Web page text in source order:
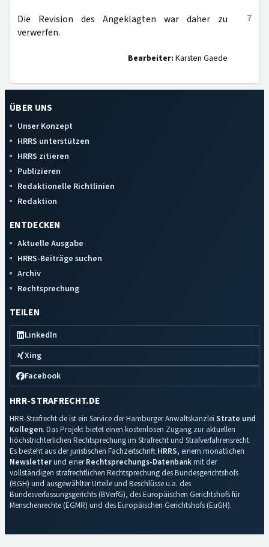
7
Die Revision des Angeklagten war daher zu
verwerfen.
Bearbeiter: Karsten Gaede
ÜBER UNS
Unser Konzept
HRRS unterstützen
HRRS zitieren
Publizieren
Redaktionelle Richtlinien
Redaktion
ENTDECKEN
Aktuelle Ausgabe
HRRS-Beiträge suchen
Archiv
Rechtsprechung
TEILEN
LinkedIn
Xing
Facebook
HRR-STRAFRECHT.DE
HRR-Strafrecht.de ist ein Service der Hamburger Anwaltskanzlei Strate und
Kollegen. Das Projekt bietet einen kostenlosen Zugang zur aktuellen
höchstrichterlichen Rechtsprechung im Strafrecht und Strafverfahrensrecht.
Es besteht aus der juristischen Fachzeitschrift HRRS, einem monatlichen
Newsletterund einerRechtsprechungs-Datenbankmit der
vollständigen strafrechtlichen Rechtsprechung des Bundesgerichtshofs
(BGH) und ausgewählter Urteile und Beschlüsse u.a. des
Bundesverfassungsgerichts (BVerfG), des Europäischen Gerichtshofs für
Menschenrechte (EGMR) und des Europäischen Gerichtshofs (EuGH).